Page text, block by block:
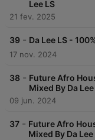
Lee LS
21 fev. 2025
39 - Da Lee LS -
17 nov. 2024
38 - Future Afro
Mixed By Da Lee
09 jun. 2024
37 - Future Afro
Mixed By Da Lee